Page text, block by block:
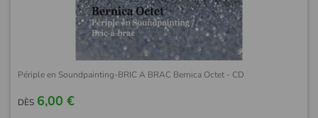
Périple en Soundpainting-BRIC A BRAC Bernica Octet - CD
DÈS 6,00 €